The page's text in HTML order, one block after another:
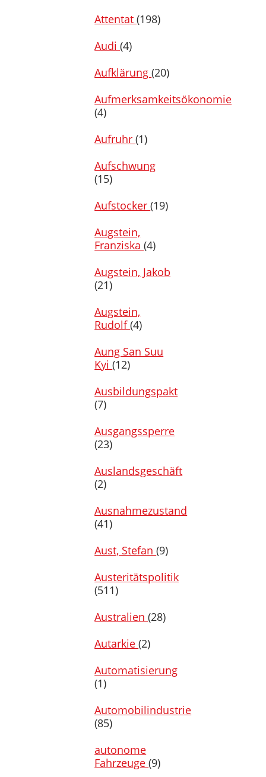
Attentat(198)
Audi(4)
Aufklärung(20)
Aufmerksamkeitsökonomie
(4)
Aufruhr(1)
Aufschwung
(15)
Aufstocker(19)
Augstein,
Franziska(4)
Augstein, Jakob
(21)
Augstein,
Rudolf(4)
Aung San Suu
Kyi(12)
Ausbildungspakt
(7)
Ausgangssperre
(23)
Auslandsgeschäft
(2)
Ausnahmezustand
(41)
Aust, Stefan(9)
Austeritätspolitik
(511)
Australien(28)
Autarkie(2)
Automatisierung
(1)
Automobilindustrie
(85)
autonome
Fahrzeuge(9)